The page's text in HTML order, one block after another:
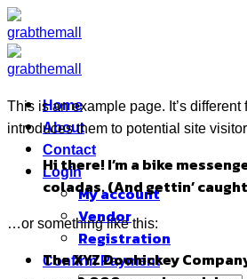
Skip
to
content
Home
About
Contact
Login
My account
Vendor
Registration
Confirm Payment
This is an example page. It’s
introduces them to potential site
Hi there! I’m a bike
coladas. (And gettin’
…or something like this:
The XYZ Doohickey